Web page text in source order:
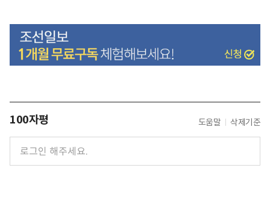
100자평 도움말 삭제기준